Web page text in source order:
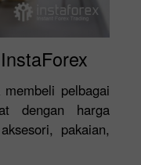
pelbagai
dengan harga
pakaian,